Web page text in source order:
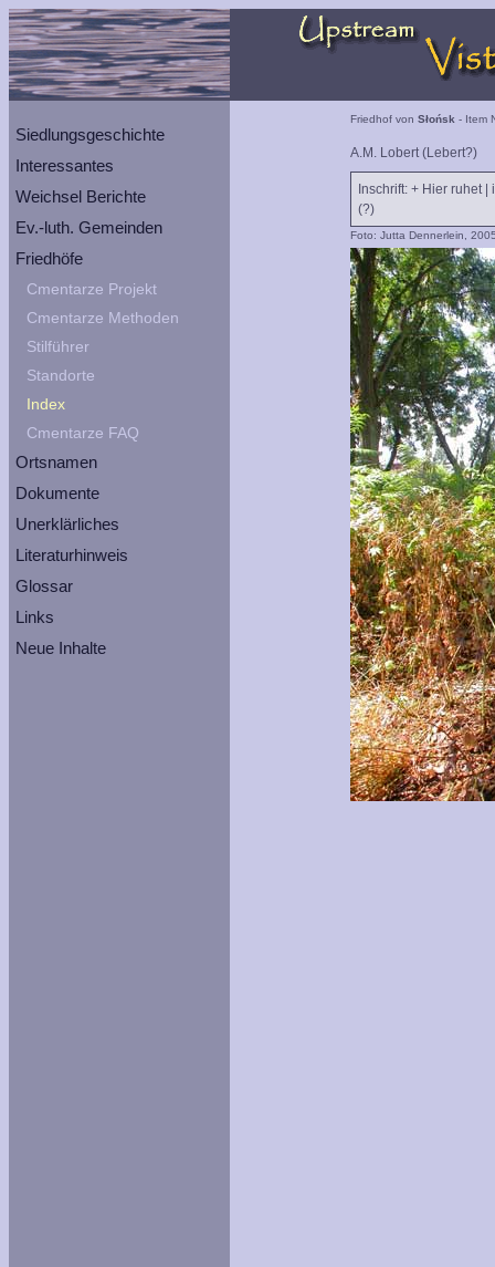
Siedlungsgeschichte
Interessantes
Weichsel Berichte
Ev.-luth. Gemeinden
Friedhöfe
Cmentarze Projekt
Cmentarze Methoden
Stilführer
Standorte
Index
Cmentarze FAQ
Ortsnamen
Dokumente
Unerklärliches
Literaturhinweis
Glossar
Links
Neue Inhalte
Friedhof von Słońsk - Item
A.M. Lobert (Lebert?)
Inschrift: + Hier ruhet
(?)
Foto: Jutta Dennerlein,